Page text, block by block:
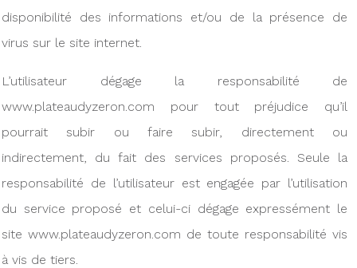
disponibilité des informations et/ou de la présence de
virus sur le site internet.
L’utilisateur dégage la responsabilité de
www.plateaudyzeron.com pour tout préjudice qu’il
pourrait subir ou faire subir, directement ou
indirectement, du fait des services proposés. Seule la
responsabilité de l’utilisateur est engagée par l’utilisation
du service proposé et celui-ci dégage expressément le
site www.plateaudyzeron.com de toute responsabilité vis
à vis de tiers.